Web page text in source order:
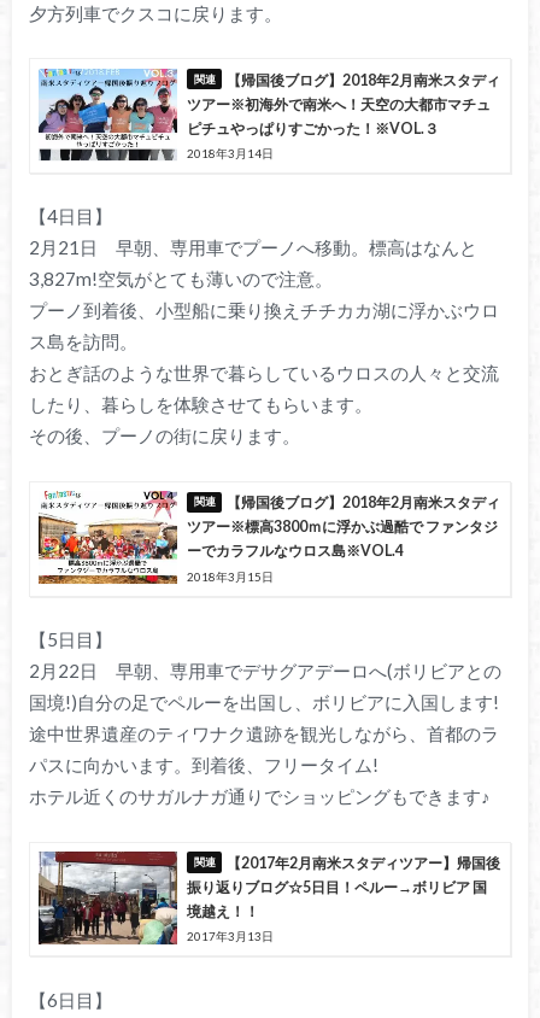
夕方列車でクスコに戻ります。
【帰国後ブログ】2018年2月南米スタディ
ツアー※初海外で南米へ！天空の大都市マチュ
ピチュやっぱりすごかった！※VOL.３
2018年3月14日
【4日目】
2月21日 早朝、専用車でプーノへ移動。標高はなんと
3,827m!空気がとても薄いので注意。
プーノ到着後、小型船に乗り換えチチカカ湖に浮かぶウロ
ス島を訪問。
おとぎ話のような世界で暮らしているウロスの人々と交流
したり、暮らしを体験させてもらいます。
その後、プーノの街に戻ります。
【帰国後ブログ】2018年2月南米スタディ
ツアー※標高3800ｍに浮かぶ過酷で ファンタジ
ーでカラフルなウロス島※VOL.4
2018年3月15日
【5日目】
2月22日 早朝、専用車でデサグアデーロへ(ボリビアとの
国境!)自分の足でペルーを出国し、ボリビアに入国します!
途中世界遺産のティワナク遺跡を観光しながら、首都のラ
パスに向かいます。到着後、フリータイム!
ホテル近くのサガルナガ通りでショッピングもできます♪
【2017年2月南米スタディツアー】帰国後
振り返りブログ☆5日目！ペルー→ボリビア 国
境越え！！
2017年3月13日
【6日目】